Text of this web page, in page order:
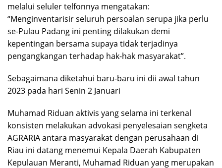
melalui seluler telfonnya mengatakan:
“Menginventarisir seluruh persoalan serupa jika perlu
se-Pulau Padang ini penting dilakukan demi
kepentingan bersama supaya tidak terjadinya
pengangkangan terhadap hak-hak masyarakat”.
Sebagaimana diketahui baru-baru ini dii awal tahun
2023 pada hari Senin 2 Januari
Muhamad Riduan aktivis yang selama ini terkenal
konsisten melakukan advokasi penyelesaian sengketa
AGRARIA antara masyarakat dengan perusahaan di
Riau ini datang menemui Kepala Daerah Kabupaten
Kepulauan Meranti, Muhamad Riduan yang merupakan